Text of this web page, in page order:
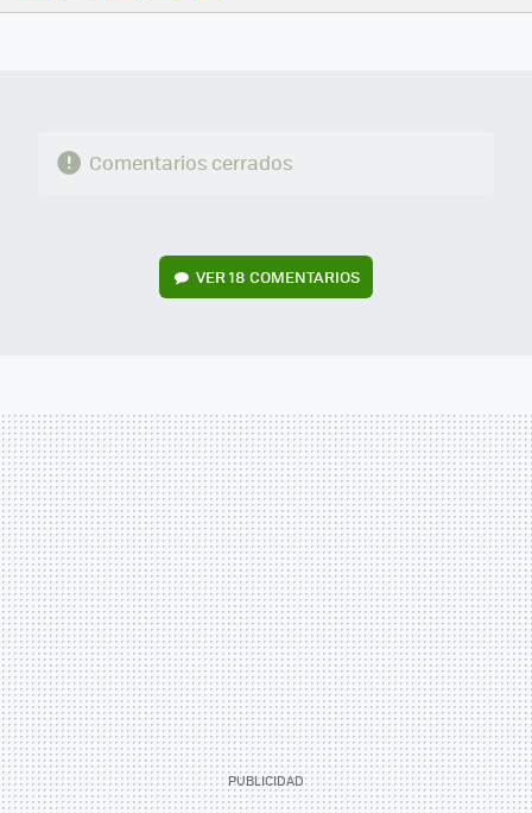
FACEBOOK
TWITTERFLIPBOARD
E-
WHATSAPP
Comentarios cerrados
VER18 COMENTARIOS